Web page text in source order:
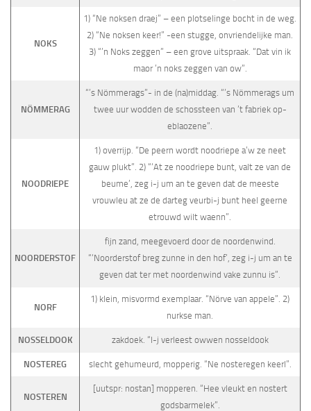
NOKS
1) “Ne noksen draej” – een plotselinge bocht in de weg.
2) “Ne noksen keer!” -een stugge, onvriendelijke man.
3) “’n Noks zeggen” – een grove uitspraak. “Dat vin ik
maor ’n noks zeggen van ow”.
NÖMMERAG
“’s Nömmerags”- in de (na)middag. “’s Nömmerags um
twee uur wodden de schossteen van ’t fabriek op-
eblaozene”.
NOODRIEPE
1) overrijp. “De peern wordt noodriepe a’w ze neet
gauw plukt”. 2) “‘At ze noodriepe bunt, valt ze van de
beume’, zeg i-j um an te geven dat de meeste
vrouwleu at ze de darteg veurbi-j bunt heel geerne
etrouwd wilt waenn”.
NOORDERSTOF
fijn zand, meegevoerd door de noordenwind.
“‘Noorderstof breg zunne in den hof’, zeg i-j um an te
geven dat ter met noordenwind vake zunnu is”.
NORF
1) klein, misvormd exemplaar. “Nörve van appele”. 2)
nurkse man.
NOSSELDOOK zakdoek. “I-j verleest owwen nosseldook
NOSTEREG slecht gehumeurd, mopperig. “Ne nosteregen keerl”.
NOSTEREN
[uutspr: nostan] mopperen. “Hee vleukt en nostert
godsbarmelek”.